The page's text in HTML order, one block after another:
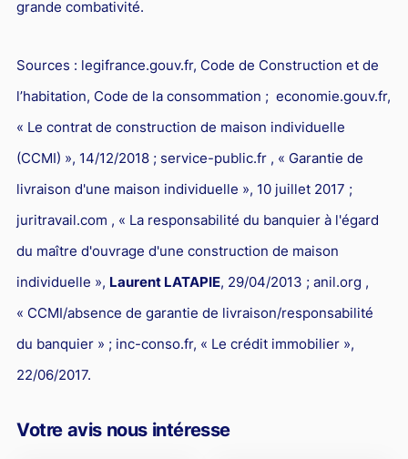
grande combativité.
Sources : legifrance.gouv.fr, Code de Construction et de
l’habitation, Code de la consommation ; economie.gouv.fr,
« Le contrat de construction de maison individuelle
(CCMI) », 14/12/2018 ; service-public.fr , « Garantie de
livraison d'une maison individuelle », 10 juillet 2017 ;
juritravail.com , « La responsabilité du banquier à l'égard
du maître d'ouvrage d'une construction de maison
individuelle », Laurent LATAPIE, 29/04/2013 ; anil.org ,
« CCMI/absence de garantie de livraison/responsabilité
du banquier » ; inc-conso.fr, « Le crédit immobilier »,
22/06/2017.
Votre avis nous intéresse